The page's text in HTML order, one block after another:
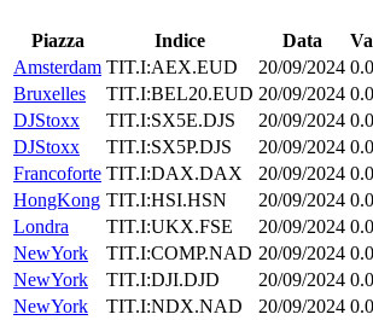
Piazza Indice Data
Amsterdam TIT.I:AEX.EUD 20/09/2024 0.0
Bruxelles
TIT.I:BEL20.EUD 20/09/2024 0.0
DJStoxx
TIT.I:SX5E.DJS 20/09/2024 0.0
DJStoxx
TIT.I:SX5P.DJS 20/09/2024 0.0
Francoforte TIT.I:DAX.DAX 20/09/2024 0.0
HongKong TIT.I:HSI.HSN 20/09/2024 0.0
Londra
TIT.I:UKX.FSE 20/09/2024 0.0
NewYork
TIT.I:COMP.NAD 20/09/2024 0.0
NewYork
TIT.I:DJI.DJD 20/09/2024 0.0
NewYork
TIT.I:NDX.NAD 20/09/2024 0.0